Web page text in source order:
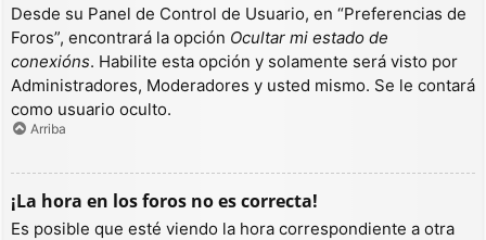
Desde su Panel de Control de Usuario, en “Preferencias de
Foros”, encontrará la opción Ocultar mi estado de
conexións. Habilite esta opción y solamente será visto por
Administradores, Moderadores y usted mismo. Se le contará
como usuario oculto.
Arriba
¡La hora en los foros no es correcta!
Es posible que esté viendo la hora correspondiente a otra